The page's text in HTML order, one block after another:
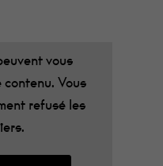
vous
contenu. Vous
refusé les